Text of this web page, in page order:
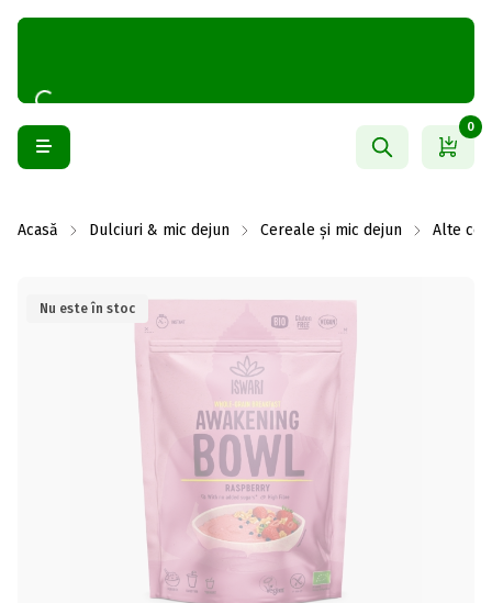
0
Acasă Dulciuri & mic dejun Cereale și mic dejun Alte
Nu este în stoc